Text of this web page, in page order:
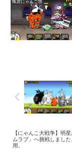
風雲にゃんこ塔
【にゃんこ大戦争】明
ムラブ」へ挑戦しまし
用。